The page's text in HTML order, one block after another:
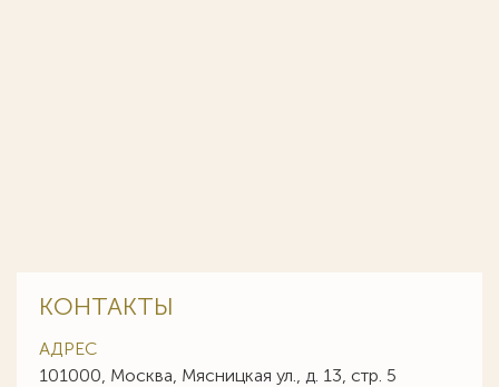
КОНТАКТЫ
АДРЕС
101000, Москва, Мясницкая ул., д. 13, стр. 5